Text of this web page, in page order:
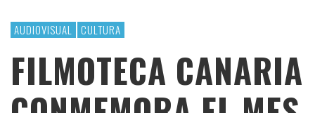
AUDIOVISUAL CULTURA
FILMOTECA CANARIA